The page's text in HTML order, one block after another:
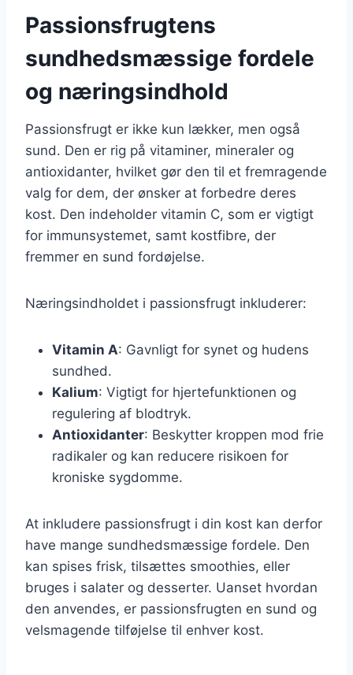
Passionsfrugtens
sundhedsmæssige fordele
og næringsindhold
Passionsfrugt er ikke kun lækker, men også
sund. Den er rig på vitaminer, mineraler og
antioxidanter, hvilket gør den til et fremragende
valg for dem, der ønsker at forbedre deres
kost. Den indeholder vitamin C, som er vigtigt
for immunsystemet, samt kostfibre, der
fremmer en sund fordøjelse.
Næringsindholdet i passionsfrugt inkluderer:
Vitamin A: Gavnligt for synet og hudens
sundhed.
Kalium: Vigtigt for hjertefunktionen og
regulering af blodtryk.
Antioxidanter: Beskytter kroppen mod frie
radikaler og kan reducere risikoen for
kroniske sygdomme.
At inkludere passionsfrugt i din kost kan derfor
have mange sundhedsmæssige fordele. Den
kan spises frisk, tilsættes smoothies, eller
bruges i salater og desserter. Uanset hvordan
den anvendes, er passionsfrugten en sund og
velsmagende tilføjelse til enhver kost.